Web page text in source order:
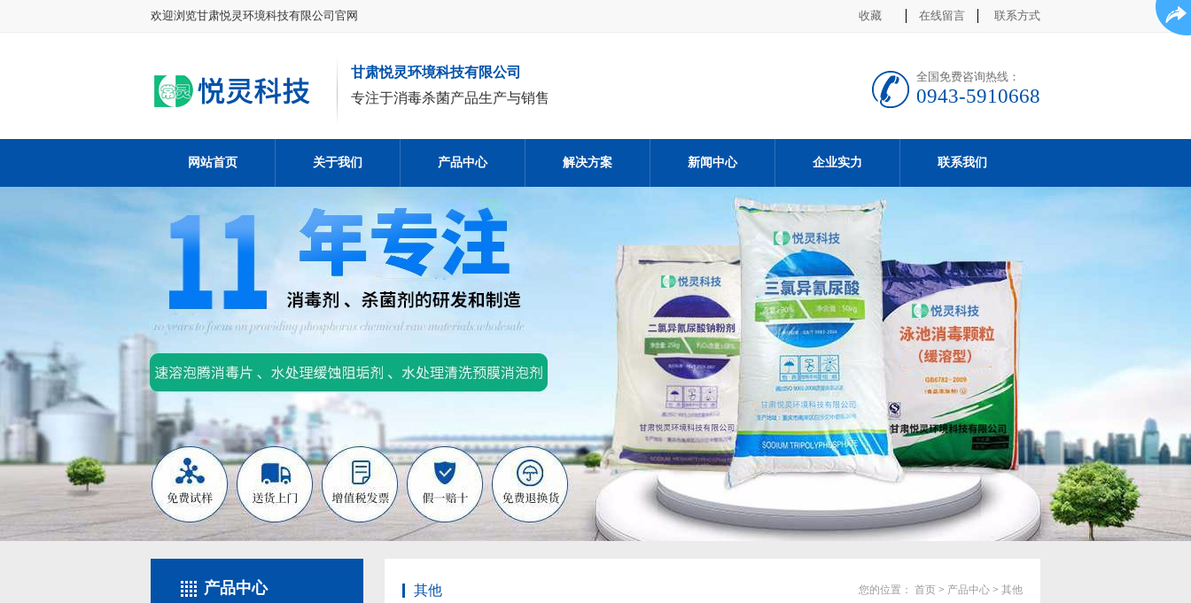
欢迎浏览甘肃悦灵环境科技有限公司官网 收藏 在线留言 联系方式
甘肃悦灵环境科技有限公司
专注于消毒杀菌产品生产与销售
全国免费咨询热线：
0943-5910668
网站首页 关于我们 产品中心 解决方案 新闻中心 企业实力 联系我们
产品中心 其他 您的位置： 首页 > 产品中心 > 其他